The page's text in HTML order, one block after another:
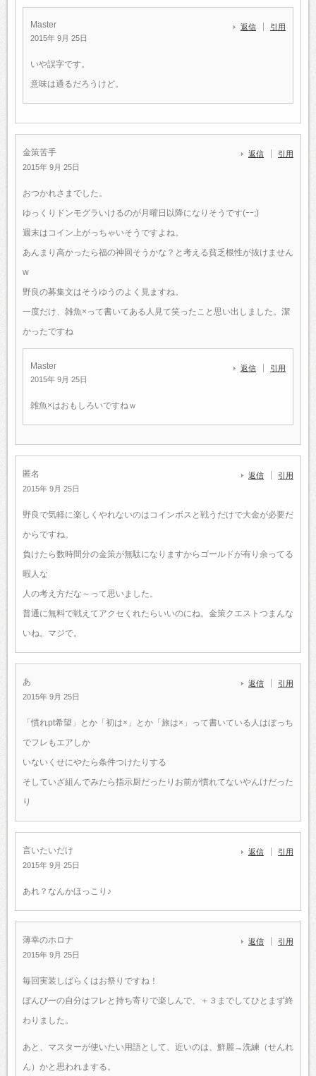
Master
2015年 9月 25日
返信 引用
いや誤字です。
意味は通るだろうけど。
金策苦手
2015年 9月 25日
返信 引用
おつかれさまでした。
ゆっくりドンモグラいけるのが月曜日以降になりそうです(ｰｰ;)
週末はコイン上がっちゃいそうですよね。
あんまり高かったら福の神回そうかな？と考える貧乏根性が抜けません
w
野良の募集文はそうゆうのよく見ますね。
一度だけ、雑魚×って書いてある人見て笑ったこと思い出しました。潔
かったですね
Master
2015年 9月 25日
返信 引用
雑魚×はおもしろいですねｗ
匿名
2015年 9月 25日
返信 引用
野良で気軽に楽しくやれないのはコインボスと戦うだけで大金が必要だ
からですね。
負けたら数時間分の金策が無駄になりますからゴールドが有り余ってる
暇人な
人の考え方だな～って思いました。
普通に無料で戦えてアクセくれたらいいのにね。金策クエストつまんな
いね。マジで。
あ
2015年 9月 25日
返信 引用
「慣れpt希望」とか「初は×」とか「旅は×」って書いている人はぼっち
でフレもエアしか
いないくせにやたら条件つけたりする
そしていざ組んでみたら指示厨だったりお前が慣れてないやんけだった
り
言いたいだけ
2015年 9月 25日
返信 引用
あれ？なんかほっこり♪
薄幸のホロナ
2015年 9月 25日
返信 引用
毎回実装しばらくはお祭りですね！
ぼんびーの自分はフレと持ち寄りで楽しんで、＋３までしてひとまず終
わりました。
あと、マスターが使いたい用語として、近いのは、鮮麗→洗練（せんれ
ん）かと思われまする。